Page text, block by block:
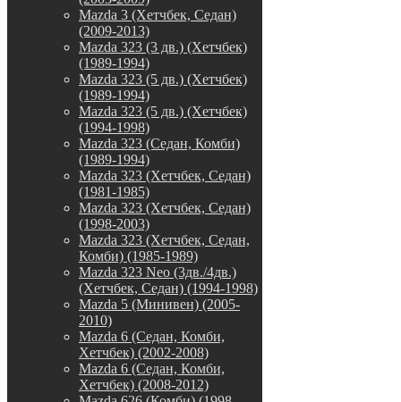
Mazda 3 (Хетчбек, Седан)
(2009-2013)
Mazda 323 (3 дв.) (Хетчбек)
(1989-1994)
Mazda 323 (5 дв.) (Хетчбек)
(1989-1994)
Mazda 323 (5 дв.) (Хетчбек)
(1994-1998)
Mazda 323 (Седан, Комби)
(1989-1994)
Mazda 323 (Хетчбек, Седан)
(1981-1985)
Mazda 323 (Хетчбек, Седан)
(1998-2003)
Mazda 323 (Хетчбек, Седан,
Комби) (1985-1989)
Mazda 323 Neo (3дв./4дв.)
(Хетчбек, Седан) (1994-1998)
Mazda 5 (Минивен) (2005-
2010)
Mazda 6 (Седан, Комби,
Хетчбек) (2002-2008)
Mazda 6 (Седан, Комби,
Хетчбек) (2008-2012)